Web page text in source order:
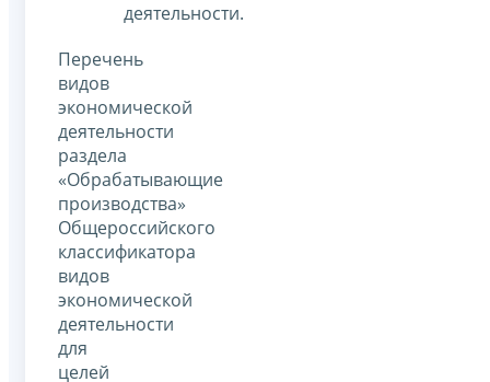
деятельности.
Перечень
видов
экономической
деятельности
раздела
«Обрабатывающие
производства»
Общероссийского
классификатора
видов
экономической
деятельности
для
целей